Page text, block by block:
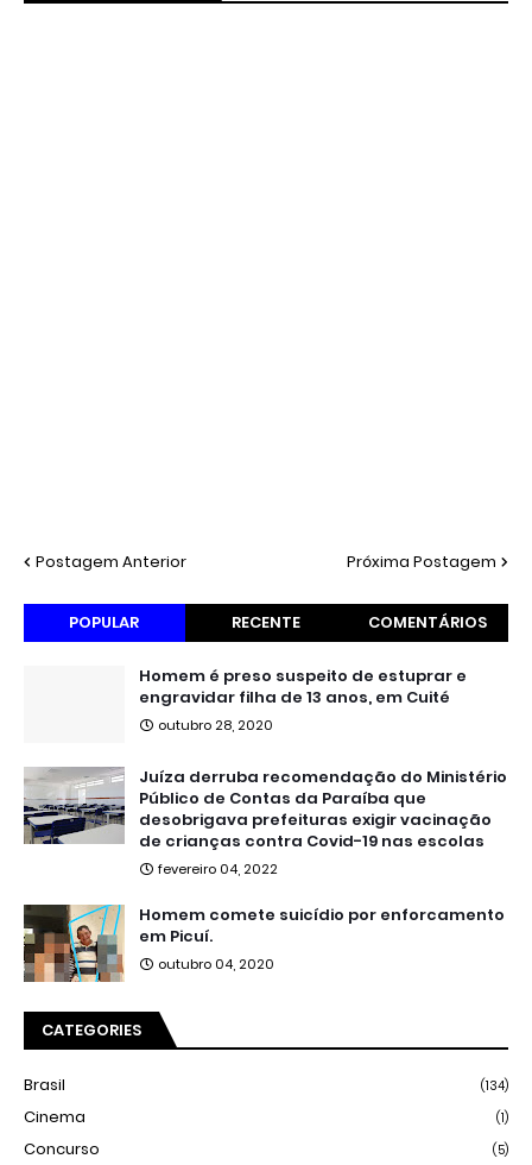
Postagem Anterior Próxima Postagem
POPULAR RECENTE COMENTÁRIOS
Homem é preso suspeito de estuprar e
engravidar filha de 13 anos, em Cuité
outubro 28, 2020
Juíza derruba recomendação do Ministério
Público de Contas da Paraíba que
desobrigava prefeituras exigir vacinação
de crianças contra Covid-19 nas escolas
fevereiro 04, 2022
Homem comete suicídio por enforcamento
em Picuí.
outubro 04, 2020
CATEGORIES
Brasil (134)
Cinema (1)
Concurso (5)